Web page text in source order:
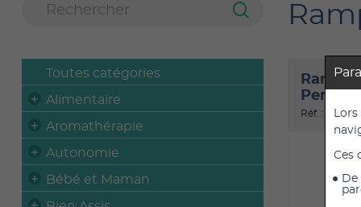
Toutes catégories
Alimentaire
Aromathérapie
Autonomie
Bébé et Maman
Réf. : 825151
Ces